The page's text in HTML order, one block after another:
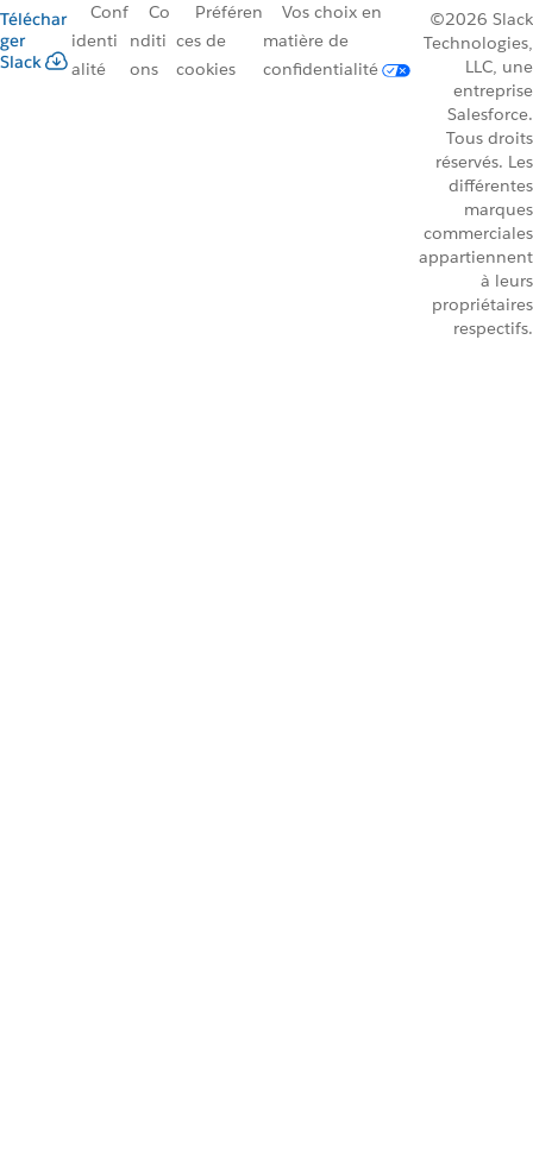
Téléchar
ger
Slack
Conf
identi
alité
Co
nditi
ons
Préféren
ces de
cookies
Vos choix en
matière de
confidentialité
©2026 Slack
Technologies,
LLC, une
entreprise
Salesforce.
Tous droits
réservés. Les
différentes
marques
commerciales
appartiennent
à leurs
propriétaires
respectifs.